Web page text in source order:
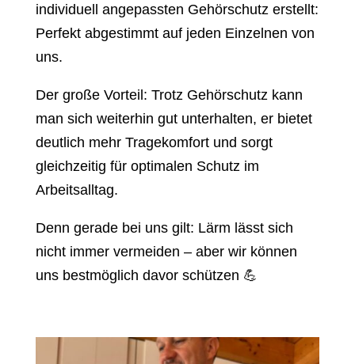
individuell angepassten Gehörschutz erstellt:
Perfekt abgestimmt auf jeden Einzelnen von
uns.
Der große Vorteil: Trotz Gehörschutz kann
man sich weiterhin gut unterhalten, er bietet
deutlich mehr Tragekomfort und sorgt
gleichzeitig für optimalen Schutz im
Arbeitsalltag.
Denn gerade bei uns gilt: Lärm lässt sich
nicht immer vermeiden – aber wir können
uns bestmöglich davor schützen 💪